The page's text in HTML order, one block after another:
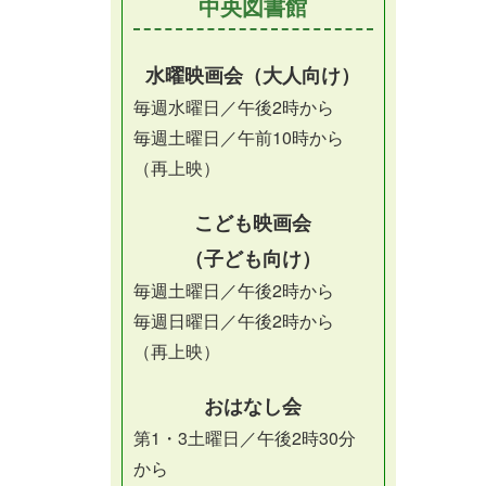
中央図書館
水曜映画会（大人向け）
毎週水曜日／午後2時から
毎週土曜日／午前10時から
（再上映）
こども映画会
（子ども向け）
毎週土曜日／午後2時から
毎週日曜日／午後2時から
（再上映）
おはなし会
第1・3土曜日／午後2時30分
から